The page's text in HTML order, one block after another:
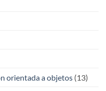
orientada a objetos (13)